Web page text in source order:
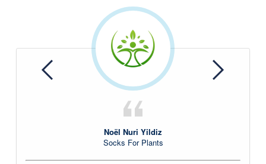
Noël Nuri Yildiz
Socks For Plants